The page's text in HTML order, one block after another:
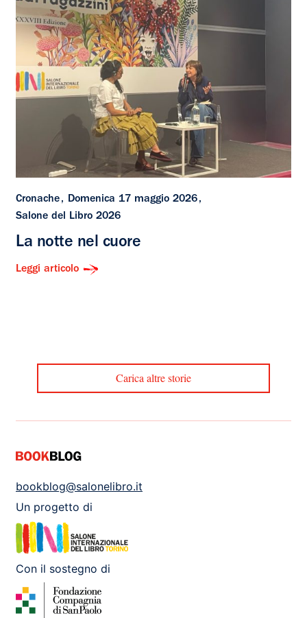
Cronache
Domenica 17 maggio 2026
Salone del Libro 2026
La notte nel cuore
Leggi articolo
Carica altre storie
bookblog@salonelibro.it
Un progetto di
Con il sostegno di